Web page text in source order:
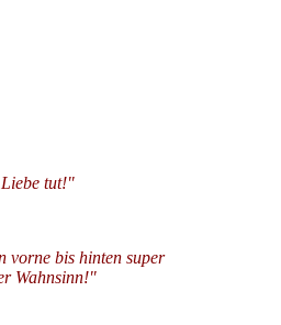
tut!"
vorne bis hinten super
Wahnsinn!"